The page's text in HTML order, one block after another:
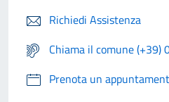
Richiedi Assistenza
Chiama il comune (+39)
Prenota un